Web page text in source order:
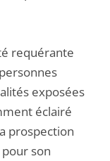
requérante
exposées
éclairé
prospection
son